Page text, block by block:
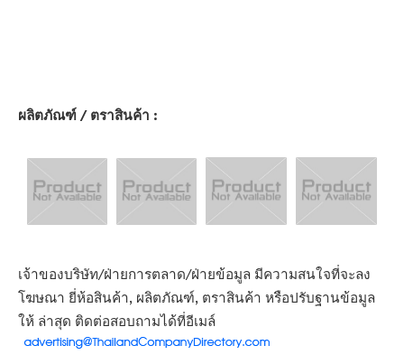
ผลิตภัณฑ์ / ตราสินค้า :
เจ้าของบริษัท/ฝ่ายการตลาด/ฝ่ายข้อมูล มีความสนใจที่จะลง
โฆษณา ยี่ห้อสินค้า, ผลิตภัณฑ์, ตราสินค้า หรือปรับฐานข้อมูล
ให้ ล่าสุด ติดต่อสอบถามได้ที่อีเมล์